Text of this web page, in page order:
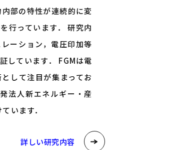
部の特性が連続的に変
行っています． 研究内
ーション，電圧印加等
しています． FGMは電
して注目が集まってお
法人新エネルギー・産
います．
詳しい研究内容